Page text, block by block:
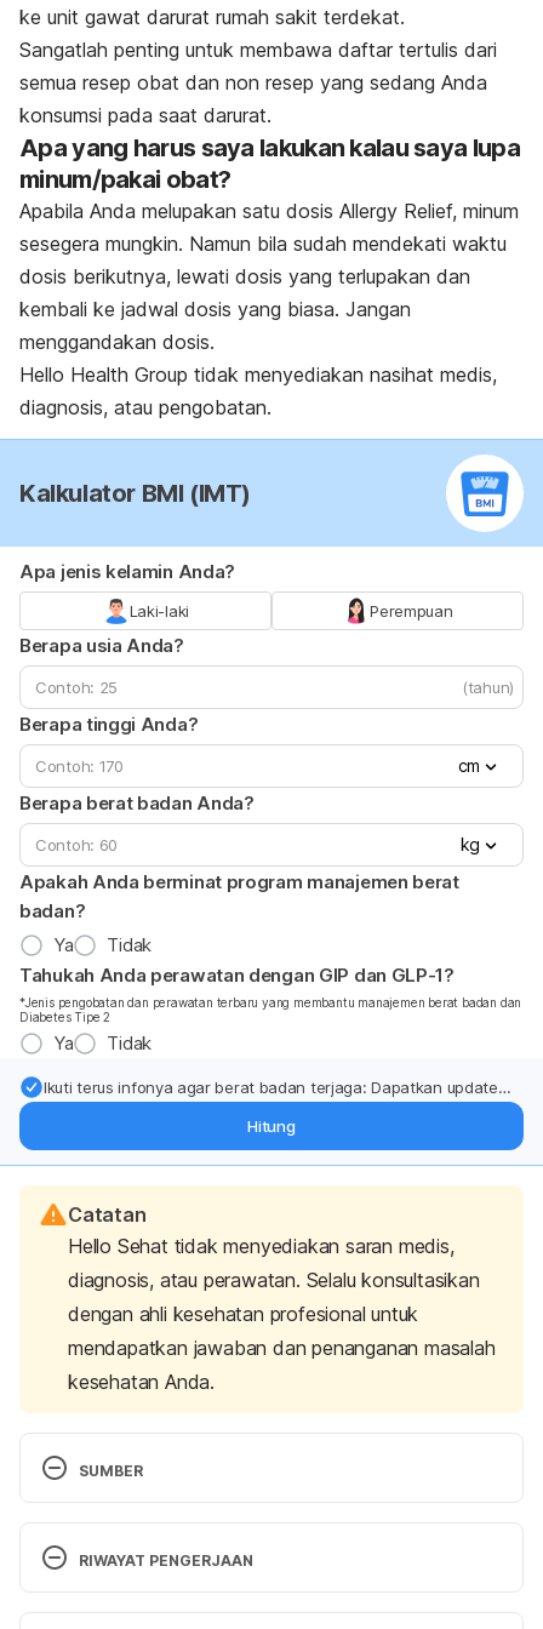
ke unit gawat darurat rumah sakit terdekat.
Sangatlah penting untuk membawa daftar tertulis dari
semua resep obat dan non resep yang sedang Anda
konsumsi pada saat darurat.
Apa yang harus saya lakukan kalau saya lupa
minum/pakai obat?
Apabila Anda melupakan satu dosis Allergy Relief, minum
sesegera mungkin. Namun bila sudah mendekati waktu
dosis berikutnya, lewati dosis yang terlupakan dan
kembali ke jadwal dosis yang biasa. Jangan
menggandakan dosis.
Hello Health Group tidak menyediakan nasihat medis,
diagnosis, atau pengobatan.
Kalkulator BMI (IMT)
Apa jenis kelamin Anda?
Laki-laki Perempuan
Berapa usia Anda?
(tahun)
Berapa tinggi Anda?
cm
Berapa berat badan Anda?
kg
Apakah Anda berminat program manajemen berat
badan?
Ya
Tidak
Tahukah Anda perawatan dengan GIP dan GLP-1?
*Jenis pengobatan dan perawatan terbaru yang membantu manajemen berat badan dan
Diabetes Tipe 2
Ya Tidak
Ikuti terus infonya agar berat badan terjaga: Dapatkan update
Hitung
Catatan
Hello Sehat tidak menyediakan saran medis,
diagnosis, atau perawatan. Selalu konsultasikan
dengan ahli kesehatan profesional untuk
mendapatkan jawaban dan penanganan masalah
kesehatan Anda.
SUMBER
Allergy Relief https://www.drugs.com/mtm/allergy-
relief.html Accessed October 13, 2016.
RIWAYAT PENGERJAAN